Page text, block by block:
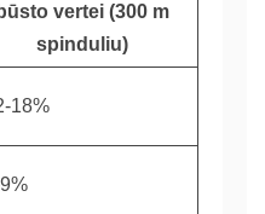
būsto vertei (300 m
spinduliu)
18%